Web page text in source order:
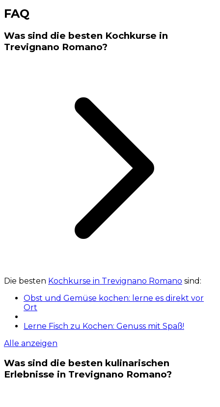
FAQ
Was sind die besten Kochkurse in
Trevignano Romano?
Die besten Kochkurse in Trevignano Romano sind:
Obst und Gemüse kochen: lerne es direkt vor
Ort
Lerne Fisch zu Kochen: Genuss mit Spaß!
Alle anzeigen
Was sind die besten kulinarischen
Erlebnisse in Trevignano Romano?